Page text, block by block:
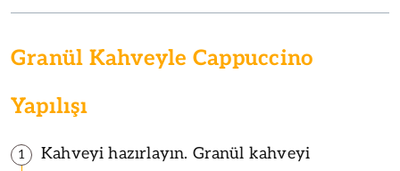
Granül Kahveyle Cappuccino
Yapılışı
1
Kahveyi hazırlayın. Granül kahveyi